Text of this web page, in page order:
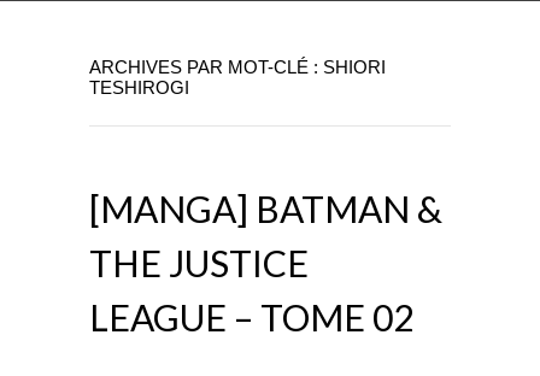
ARCHIVES PAR MOT-CLÉ : SHIORI
TESHIROGI
[MANGA] BATMAN &
THE JUSTICE
LEAGUE – TOME 02